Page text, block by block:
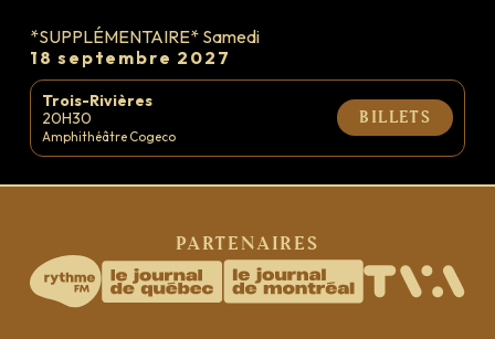
*SUPPLÉMENTAIRE* Samedi
18 septembre 2027
Trois-Rivières
20H30
Amphithéâtre Cogeco
Billets
Partenaires